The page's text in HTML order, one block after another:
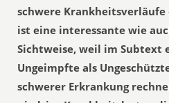
schwere Krankheitsverläufe
ist eine interessante wie
Sichtweise, weil im Subtext
Ungeimpfte als
schwerer Erkrankung